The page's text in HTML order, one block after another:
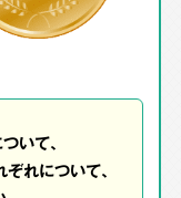
いて、
ぞれについて、